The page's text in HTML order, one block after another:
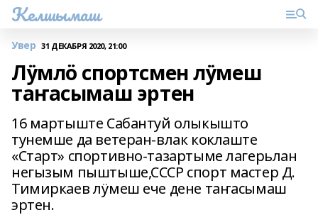
Келшымаш
Увер 31 ДЕКАБРЯ 2020, 21:00
Лӱмлӧ спортсмен лӱмеш
таҥасымаш эртен
16 мартыште Сабантуй олыкышто
тунемше да ветеран-влак коклаште
«Старт» спортивно-тазартыме лагерьлан
негызым пыштыше,СССР спорт мастер Д.
Тимиркаев лӱмеш ече дене таҥасымаш
эртен.